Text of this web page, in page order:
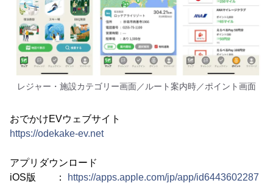
レジャー・施設カテゴリー画面／ルート案内時／ポイント画面
おでかけEVウェブサイト
https://odekake-ev.net
アプリダウンロード
iOS版 ：
https://apps.apple.com/jp/app/id6443602287